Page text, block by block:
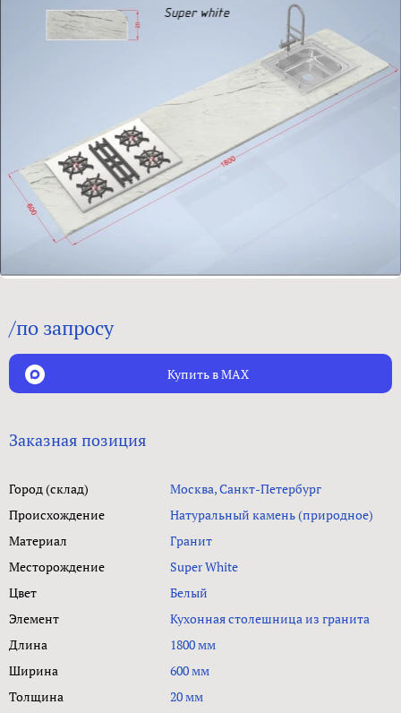
/по запросу
Купить в MAX
Заказная позиция
Город (склад)
Москва, Санкт-Петербург
Происхождение
Натуральный камень (природное)
Материал
Гранит
Месторождение
Super White
Цвет
Белый
Элемент
Кухонная столешница из гранита
Длина
1800 мм
Ширина
600 мм
Толщина
20 мм